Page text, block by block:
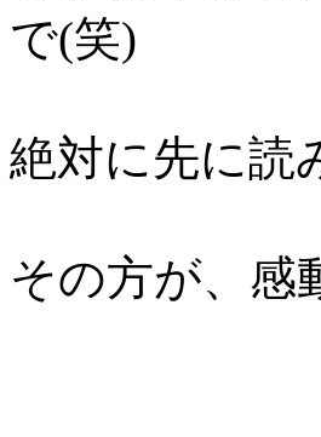
で(笑)
絶対に先に読
その方が、感